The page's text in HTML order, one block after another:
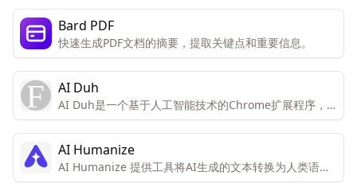
Bard PDF
快速生成PDF文档的摘要，提取关键点和重要信息。
AI Duh
AI Duh是一个基于人工智能技术的Chrome扩展程序，
旨在提高写作效率。它能够快速生成符合语法规范的回
复，显著缩短用户的写作时间。
AI Humanize
AI Humanize 提供工具将AI生成的文本转换为人类语
境，以确保文本100%原创且无法被AI检测器发现。